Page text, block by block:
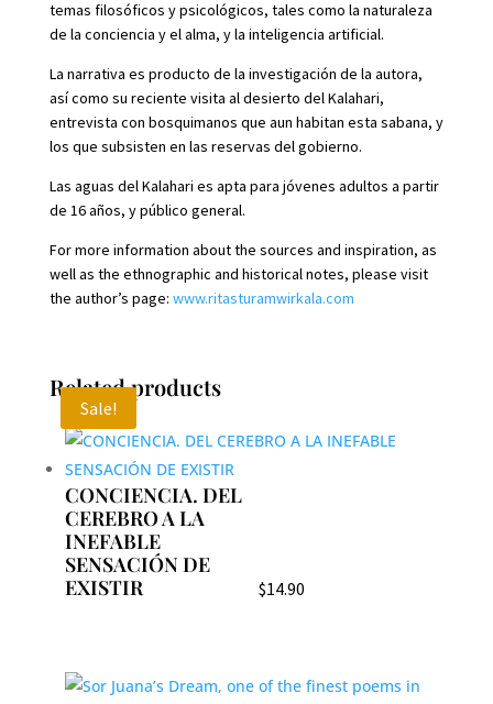
temas filosóficos y psicológicos, tales como la naturaleza
de la conciencia y el alma, y la inteligencia artificial.
La narrativa es producto de la investigación de la autora,
así como su reciente visita al desierto del Kalahari,
entrevista con bosquimanos que aun habitan esta sabana, y
los que subsisten en las reservas del gobierno.
Las aguas del Kalahari es apta para jóvenes adultos a partir
de 16 años, y público general.
For more information about the sources and inspiration, as
well as the ethnographic and historical notes, please visit
the author’s page: www.ritasturamwirkala.com
Related products
CONCIENCIA. DEL
CEREBRO A LA
INEFABLE
SENSACIÓN DE
EXISTIR
$14.90
Sale!